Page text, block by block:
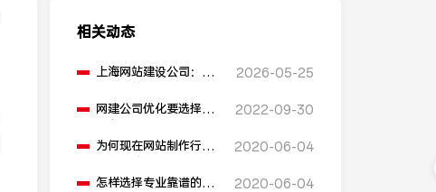
相关动态
上海网站建设公司：网
些？
2026-05-25
网建公司优化要选择好
2022-09-30
为何现在网站制作行业
2020-06-04
怎样选择专业靠谱的网
2020-06-04